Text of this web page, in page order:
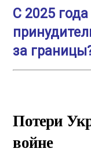
С 2025
за
Потери
войне